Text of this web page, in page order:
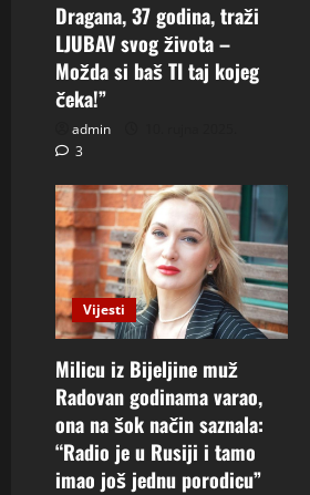
Dragana, 37 godina, traži
LJUBAV svog života –
Možda si baš TI taj kojeg
čeka!”
admin
3
Vijesti
Milicu iz Bijeljine muž
Radovan godinama varao,
ona na šok način saznala:
“Radio je u Rusiji i tamo
imao još jednu porodicu”